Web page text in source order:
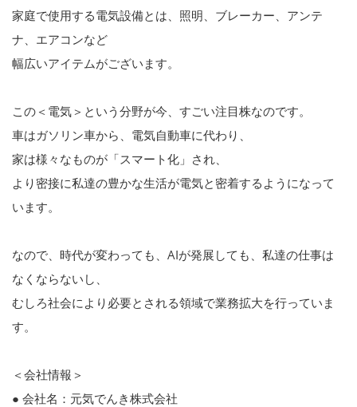
家庭で使用する電気設備とは、照明、ブレーカー、アンテ
ナ、エアコンなど
幅広いアイテムがございます。
この＜電気＞という分野が今、すごい注目株なのです。
車はガソリン車から、電気自動車に代わり、
家は様々なものが「スマート化」され、
より密接に私達の豊かな生活が電気と密着するようになって
います。
なので、時代が変わっても、AIが発展しても、私達の仕事は
なくならないし、
むしろ社会により必要とされる領域で業務拡大を行っていま
す。
＜会社情報＞
● 会社名：元気でんき株式会社